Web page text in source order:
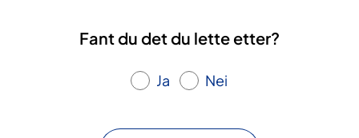
Fant du det du lette etter?
Ja Nei